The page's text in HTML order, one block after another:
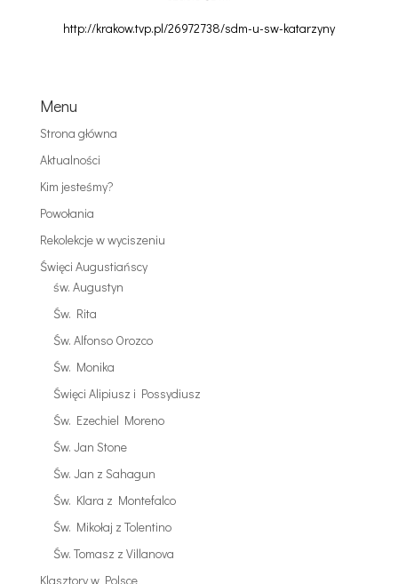
http://krakow.tvp.pl/26972738/sdm-u-sw-katarzyny
Menu
Strona główna
Aktualności
Kim jesteśmy?
Powołania
Rekolekcje w wyciszeniu
Święci Augustiańscy
św. Augustyn
Św. Rita
Św. Alfonso Orozco
Św. Monika
Święci Alipiusz i Possydiusz
Św. Ezechiel Moreno
Św. Jan Stone
Św. Jan z Sahagun
Św. Klara z Montefalco
Św. Mikołaj z Tolentino
Św. Tomasz z Villanova
Klasztory w Polsce